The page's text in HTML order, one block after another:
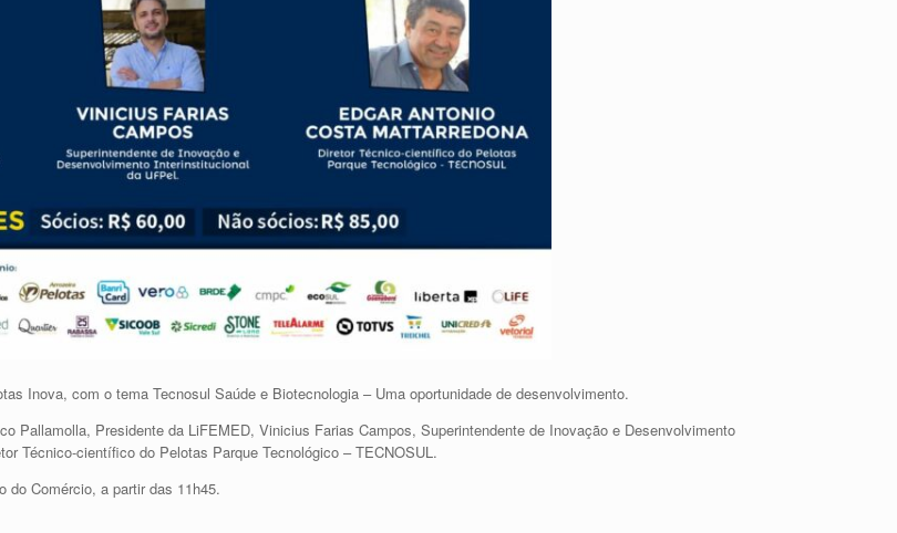
Inova, com o tema Tecnosul Saúde e Biotecnologia – Uma oportunidade de desenvolvimento.
Pallamolla, Presidente da LiFEMED, Vinicius Farias Campos, Superintendente de Inovação e Desenvolvimento
Técnico-científico do Pelotas Parque Tecnológico – TECNOSUL.
do Comércio, a partir das 11h45.